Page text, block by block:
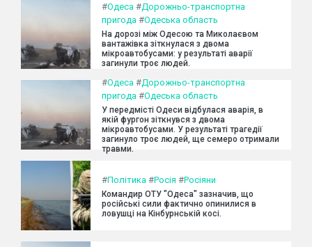
#Одеса #Дорожньо-транспортна
пригода #Одеська область
На дорозі між Одесою та Миколаєвом
вантажівка зіткнулася з двома
мікроавтобусами: у результаті аварії
загинули троє людей.
#Одеса #Дорожньо-транспортна
пригода #Одеська область
У передмісті Одеси відбулася аварія, в
якій фургон зіткнувся з двома
мікроавтобусами. У результаті трагедії
загинуло троє людей, ще семеро отримали
травми.
#Політика #Росія #Росіяни
Командир ОТУ "Одеса" зазначив, що
російські сили фактично опинилися в
ловушці на Кінбурнській косі.